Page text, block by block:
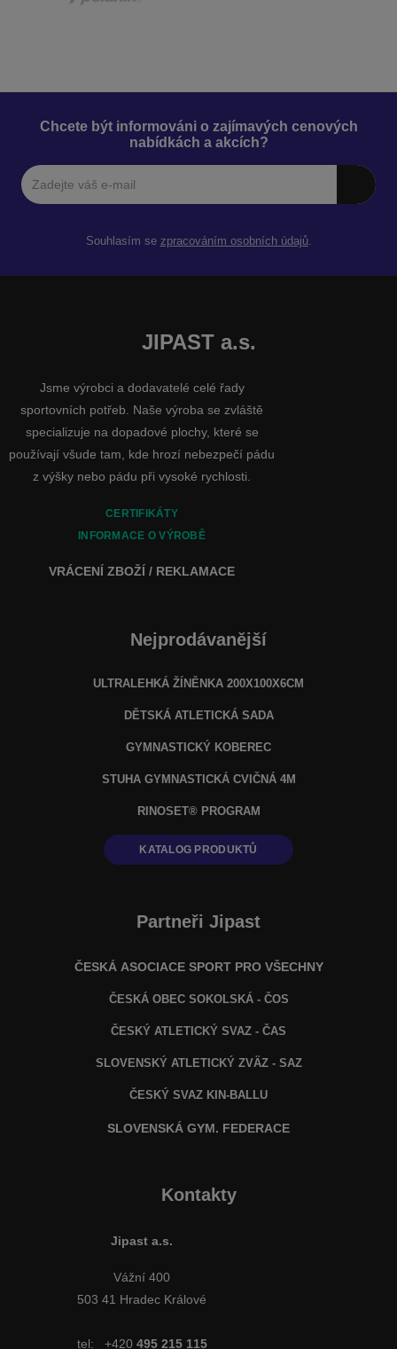
Chcete být informováni o zajímavých cenových
nabídkách a akcích?
Souhlasím se zpracováním osobních údajů.
JIPAST a.s.
Jsme výrobci a dodavatelé celé řady
sportovních potřeb. Naše výroba se zvláště
specializuje na dopadové plochy, které se
používají všude tam, kde hrozí nebezpečí pádu
z výšky nebo pádu při vysoké rychlosti.
CERTIFIKÁTY
INFORMACE O VÝROBĚ
VRÁCENÍ ZBOŽÍ / REKLAMACE
Nejprodávanější
ULTRALEHKÁ ŽÍNĚNKA 200X100X6CM
DĚTSKÁ ATLETICKÁ SADA
GYMNASTICKÝ KOBEREC
STUHA GYMNASTICKÁ CVIČNÁ 4M
RINOSET® PROGRAM
KATALOG PRODUKTŮ
Partneři Jipast
ČESKÁ ASOCIACE SPORT PRO VŠECHNY
ČESKÁ OBEC SOKOLSKÁ - ČOS
ČESKÝ ATLETICKÝ SVAZ - ČAS
SLOVENSKÝ ATLETICKÝ ZVÄZ- SAZ
ČESKÝ SVAZ KIN-BALLU
SLOVENSKÁ GYM. FEDERACE
Kontakty
Jipast a.s.
Vážní 400
503 41 Hradec Králové
tel: +420 495 215 115